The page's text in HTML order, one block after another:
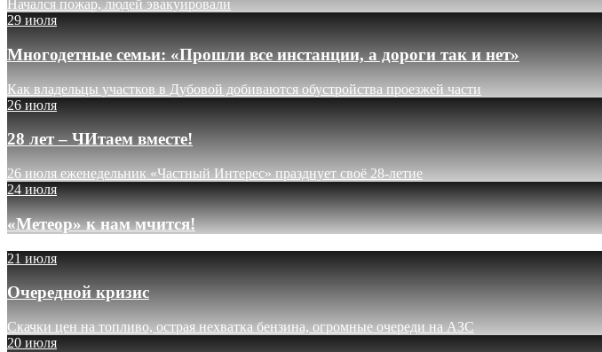
Начался пожар, людей эвакуировали
29 июля
Многодетные семьи: «Прошли все инстанции, а дороги так и нет»
Как владельцы участков в Дубовой добиваются обустройства проезжей части
26 июля
28 лет – ЧИтаем вместе!
26 июля еженедельник «Частный Интерес» празднует своё 28-летие
24 июля
«Метеор» к нам мчится!
21 июля
Очередной кризис
Скачки цен на топливо, острая нехватка бензина, огромные очереди на АЗС
20 июля